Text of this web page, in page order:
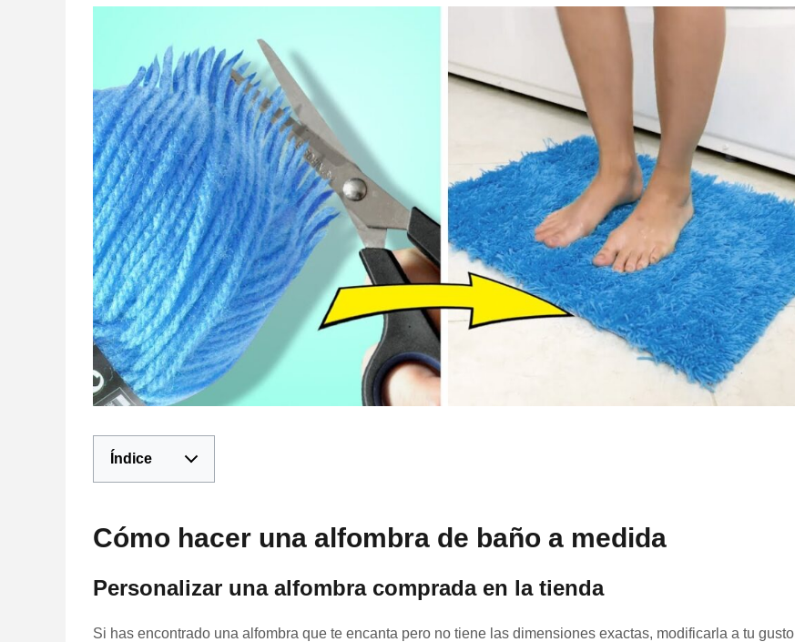
Índice
Cómo hacer una alfombra de baño a medida
Personalizar una alfombra comprada en la tienda
Si has encontrado una alfombra que te encanta pero no tiene las dimensiones exactas, modificarla a tu gusto